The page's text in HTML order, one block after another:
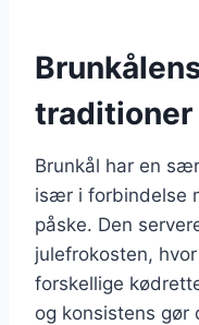
Brunkål har en
især i forbindelse
påske. Den
julefrokosten,
forskellige
og konsistens